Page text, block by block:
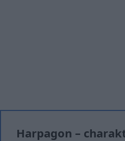
Harpagon –